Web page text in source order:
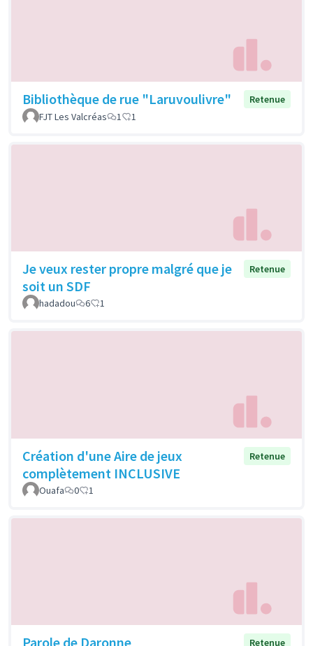
Bibliothèque de rue "Laruvoulivre"
Retenue
FJT Les Valcréas
1 1
Je veux rester propre malgré que je
soit un SDF
Retenue
hadadou 6 1
Création d'une Aire de jeux
complètement INCLUSIVE
Retenue
Ouafa 0 1
Parole de Daronne Retenue